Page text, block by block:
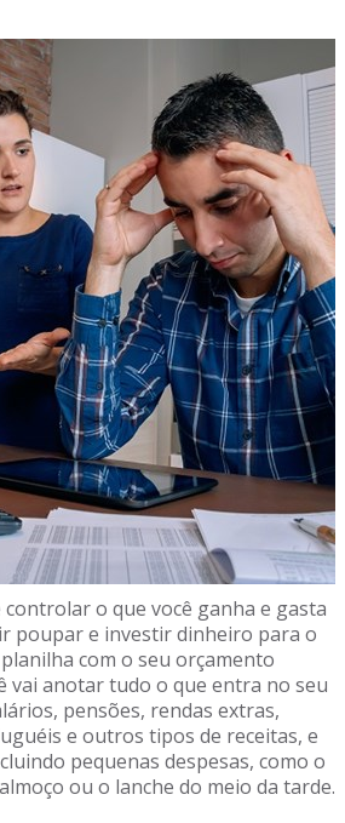
o que você ganha e gasta
poupar e investir dinheiro para o
com o seu orçamento
vai anotar tudo o que entra no seu
pensões, rendas extras,
e outros tipos de receitas, e
pequenas despesas, como o
ou o lanche do meio da tarde.